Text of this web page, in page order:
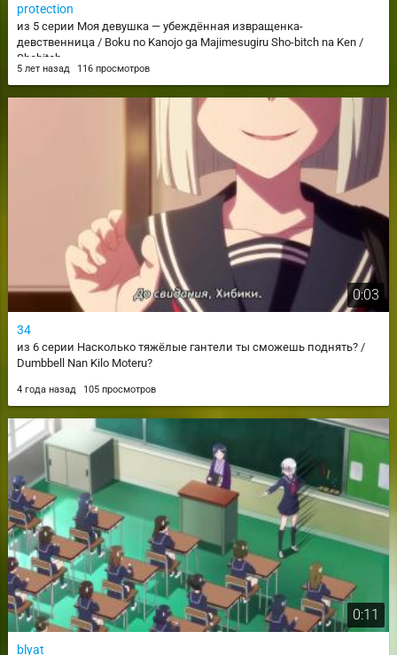
protection
из 5 серии Моя девушка — убеждённая извращенка-
девственница / Boku no Kanojo ga Majimesugiru Sho-bitch na Ken /
Shobitch
5 лет назад 116 просмотров
0:03
34
из 6 серии Насколько тяжёлые гантели ты сможешь поднять? /
Dumbbell Nan Kilo Moteru?
4 года назад 105 просмотров
0:11
blyat